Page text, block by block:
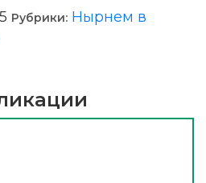
Рубрики: Нырнем в